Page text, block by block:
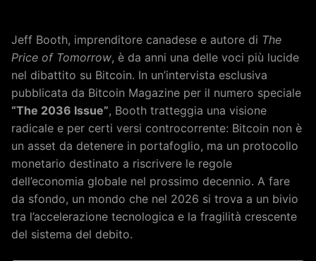
Jeff Booth, imprenditore canadese e autore di The
Price of Tomorrow, è da anni una delle voci più lucide
nel dibattito su Bitcoin. In un’intervista esclusiva
pubblicata da Bitcoin Magazine per il numero speciale
“The 2036 Issue”, Booth tratteggia una visione
radicale e per certi versi controcorrente: Bitcoin non è
un asset da detenere in portafoglio, ma un protocollo
monetario destinato a riscrivere le regole
dell’economia globale nel prossimo decennio. A fare
da sfondo, un mondo che nel 2026 si trova a un bivio
tra l’accelerazione tecnologica e la fragilità crescente
del sistema del debito.